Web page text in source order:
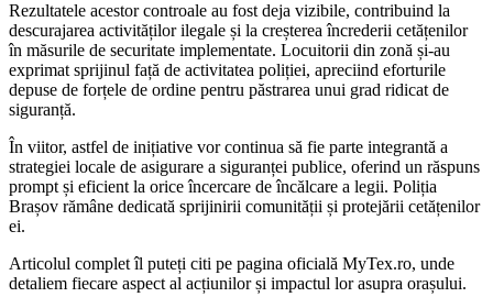
Rezultatele acestor controale au fost deja vizibile, contribuind la
descurajarea activităților ilegale și la creșterea încrederii cetățenilor
în măsurile de securitate implementate. Locuitorii din zonă și-au
exprimat sprijinul față de activitatea poliției, apreciind eforturile
depuse de forțele de ordine pentru păstrarea unui grad ridicat de
siguranță.
În viitor, astfel de inițiative vor continua să fie parte integrantă a
strategiei locale de asigurare a siguranței publice, oferind un răspuns
prompt și eficient la orice încercare de încălcare a legii. Poliția
Brașov rămâne dedicată sprijinirii comunității și protejării cetățenilor
ei.
Articolul complet îl puteți citi pe pagina oficială MyTex.ro, unde
detaliem fiecare aspect al acțiunilor și impactul lor asupra orașului.